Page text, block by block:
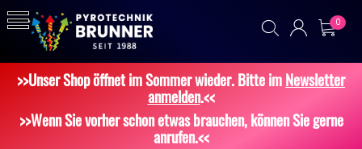
0
>>Unser Shop öffnet im Sommer wieder. Bitte imNewsletter
anmelden.<<
>>Wenn Sie vorher schon etwas brauchen, können Sie gerne
anrufen.<<